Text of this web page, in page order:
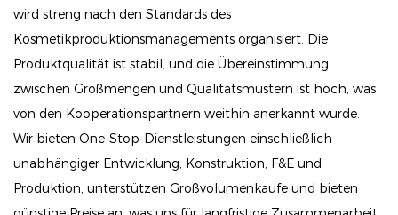
modellieren, konturieren und hervorheben können.
Kompatibilität mit Hauttypen: Dieser Concealer ist
ideal für normale Haut, Mischhaut und trockene
Haut. Er spendet Feuchtigkeit und bietet gleichzeitig
eine vollständige Abdeckung und sorgt so für ein
angenehmes Tragegefühl.
Nicht komedogen: Dieser Concealer wurde
wird streng nach den Standards des
Kosmetikproduktionsmanagements organisiert. Die
Produktqualität ist stabil, und die Übereinstimmung
zwischen Großmengen und Qualitätsmustern ist hoch, was
von den Kooperationspartnern weithin anerkannt wurde.
Wir bieten One-Stop-Dienstleistungen einschließlich
unabhängiger Entwicklung, Konstruktion, F&E und
Produktion, unterstützen Großvolumenkaufe und bieten